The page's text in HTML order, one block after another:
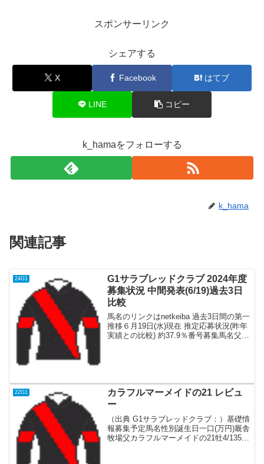
スポンサーリンク
シェアする
X Facebook はてブ
LINE コピー
k_hamaをフォローする
k_hama
関連記事
24G1
G1サラブレッドクラブ 2024年度
募集状況 中間発表(6/19)過去3日
比較
馬名のリンクはnetkeiba 過去3日間の第一
推移６月19日(水)現在 推定応募状況(昨年
実績との比較) 約37.9％番号募集馬名父名
22G1
カラフルマーメイドの21 レビュ
ー
（出典 G1サラブレッドクラブ：）基礎情
報募集予定馬名性別誕生日一口(万円)厩舎
牧場父カラフルマーメイドの21牡4/1350